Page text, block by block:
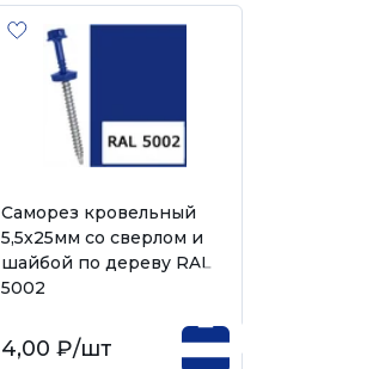
Саморез кровельный
5,5х25мм со сверлом и
шайбой по дереву RAL
5002
4,00 ₽/шт